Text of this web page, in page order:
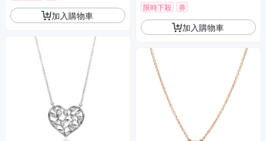
加入購物車
限時下殺
券
加入購物車